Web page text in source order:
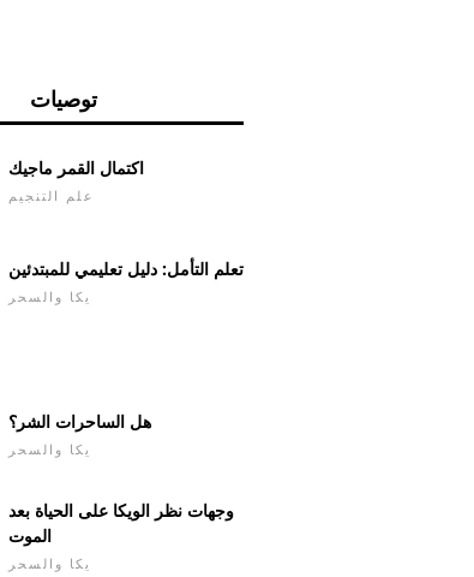
توصيات
اكتمال القمر ماجيك
علم التنجيم
تعلم التأمل: دليل تعليمي للمبتدئين
يكا والسحر
هل الساحرات الشر؟
يكا والسحر
وجهات نظر الويكا على الحياة بعد
الموت
يكا والسحر